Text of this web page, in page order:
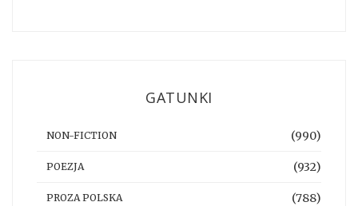
GATUNKI
NON-FICTION (990)
POEZJA (932)
PROZA POLSKA (788)